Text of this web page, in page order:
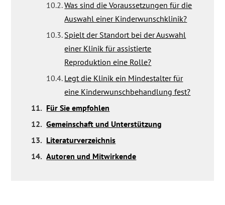
10.2.Was sind die Voraussetzungen für die
Auswahl einer Kinderwunschklinik?
10.3. Spielt der Standort bei der Auswahl
einer Klinik für assistierte
Reproduktion eine Rolle?
10.4. Legt die Klinik ein Mindestalter für
eine Kinderwunschbehandlung fest?
11. Für Sie empfohlen
12. Gemeinschaft und Unterstützung
13. Literaturverzeichnis
14. Autoren und Mitwirkende